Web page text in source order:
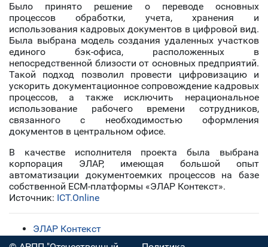
Было принято решение о переводе основных
процессов обработки, учета, хранения и
использования кадровых документов в цифровой вид.
Была выбрана модель создания удаленных участков
единого бэк-офиса, расположенных в
непосредственной близости от основных предприятий.
Такой подход позволил провести цифровизацию и
ускорить документационное сопровождение кадровых
процессов, а также исключить нерациональное
использование рабочего времени сотрудников,
связанного с необходимостью оформления
документов в центральном офисе.
В качестве исполнителя проекта была выбрана
корпорация ЭЛАР, имеющая большой опыт
автоматизации документоемких процессов на базе
собственной ECM-платформы «ЭЛАР Контекст».
Источник: ICT.Online
ЭЛАР Контекст